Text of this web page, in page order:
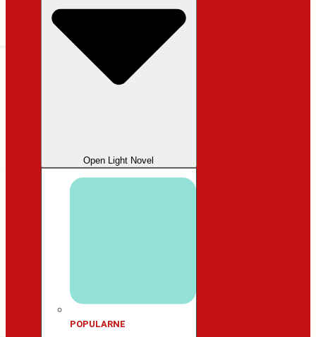
Open Light Novel
POPULARNE